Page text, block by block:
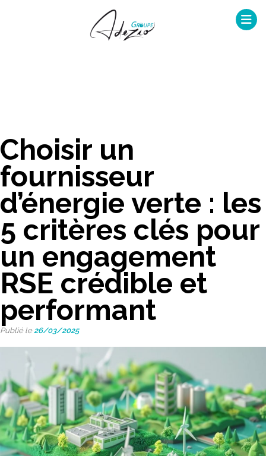
Choisir un
fournisseur
d’énergie verte : les
5 critères clés pour
un engagement
RSE crédible et
performant
Publié le26/03/2025